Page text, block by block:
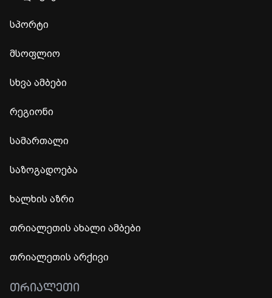
სპორტი
მსოფლიო
სხვა ამბები
რეგიონი
სამართალი
საზოგადოება
ხალხის აზრი
თრიალეთის ახალი ამბები
თრიალეთის არქივი
ᲗᲠᲘᲐᲚᲔᲗᲘ